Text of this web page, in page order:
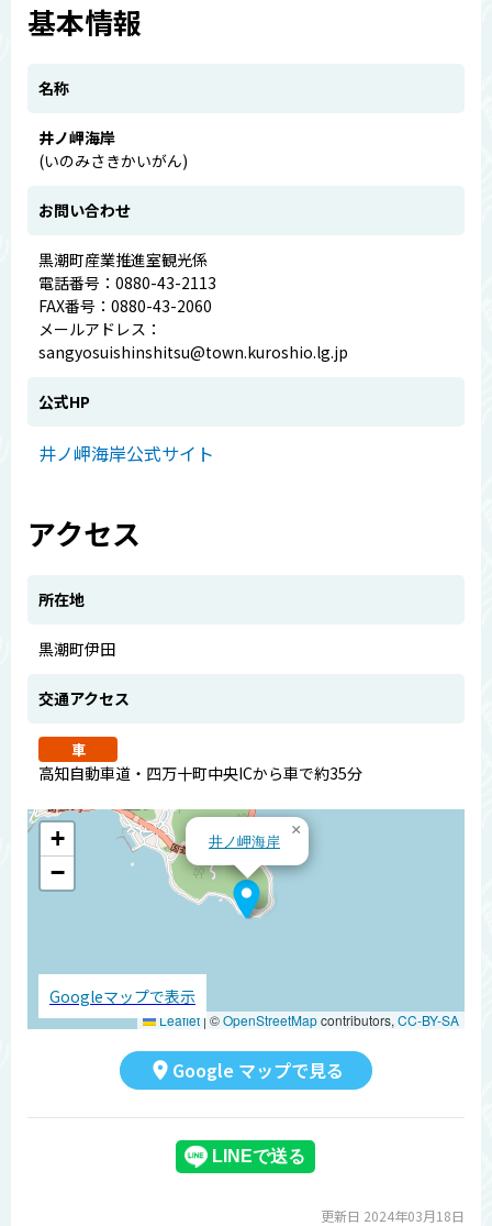
基本情報
名称
井ノ岬海岸
(いのみさきかいがん)
お問い合わせ
黒潮町産業推進室観光係
電話番号：0880-43-2113
FAX番号：0880-43-2060
メールアドレス：
sangyosuishinshitsu@town.kuroshio.lg.jp
公式HP
井ノ岬海岸公式サイト
アクセス
所在地
黒潮町伊田
交通アクセス
車
高知自動車道・四万十町中央ICから車で約35分
井ノ岬海岸
×
+
−
Leaflet | ©OpenStreetMapcontributors, CC-BY-SA
Googleマップで表示
Google マップで見る
更新日 2024年03月18日